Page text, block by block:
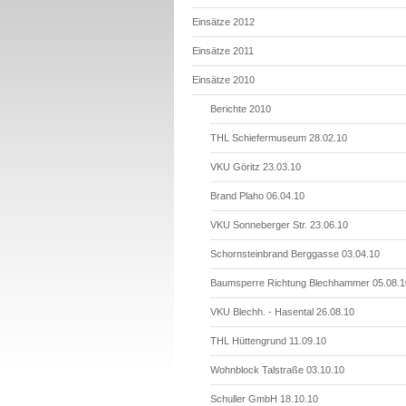
Einsätze 2012
Einsätze 2011
Einsätze 2010
Berichte 2010
THL Schiefermuseum 28.02.10
VKU Göritz 23.03.10
Brand Plaho 06.04.10
VKU Sonneberger Str. 23.06.10
Schornsteinbrand Berggasse 03.04.10
Baumsperre Richtung Blechhammer
VKU Blechh. - Hasental 26.08.10
THL Hüttengrund 11.09.10
Wohnblock Talstraße 03.10.10
Schuller GmbH 18.10.10